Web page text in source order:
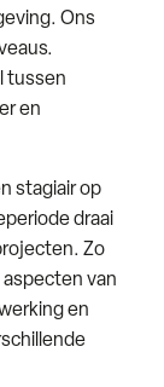
Ons
tussen
en
stagiair op
draai
Zo
aspecten van
en